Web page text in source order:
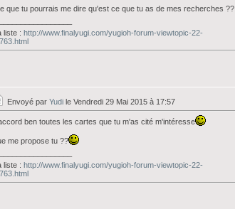
que tu pourrais me dire qu'est ce que tu as de mes recherches ??
liste : http://www.finalyugi.com/yugioh-forum-viewtopic-22-
Envoyé par Yudi le Vendredi 29 Mai 2015 à 17:57
ben toutes les cartes que tu m'as cité m'intéresse
me propose tu ??
liste : http://www.finalyugi.com/yugioh-forum-viewtopic-22-